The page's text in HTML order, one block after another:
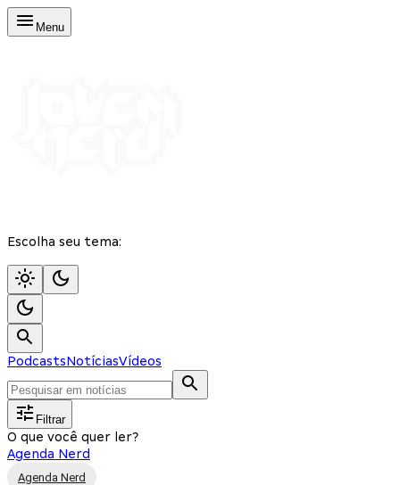
Menu
Escolha seu tema:
PodcastsNotíciasVídeos
Filtrar
O que você quer ler?
Agenda Nerd
Agenda Nerd